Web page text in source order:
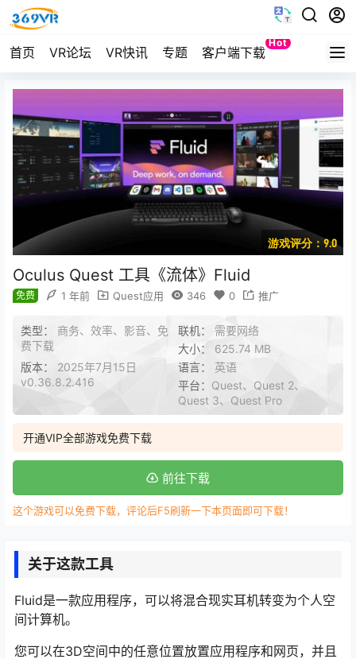
首页 VR论坛 VR快讯 专题 客户端下载
Hot
Quest
游戏评分：9.0
Oculus Quest 工具《流体》Fluid
免费 1 年前 Quest应用 346 0 推广
类型： 商务、效率、影音、免
费下载
联机： 需要网络
大小： 625.74 MB
版本： 2025年7月15日
v0.36.8.2.416
语言： 英语
平台： Quest、Quest 2、
Quest 3、Quest Pro
开通VIP全部游戏免费下载
前往下载
这个游戏可以免费下载，评论后F5刷新一下本页面即可下载！
关于这款工具
Fluid是一款应用程序，可以将混合现实耳机转变为个人空
间计算机。
您可以在3D空间中的任意位置放置应用程序和网页，并且